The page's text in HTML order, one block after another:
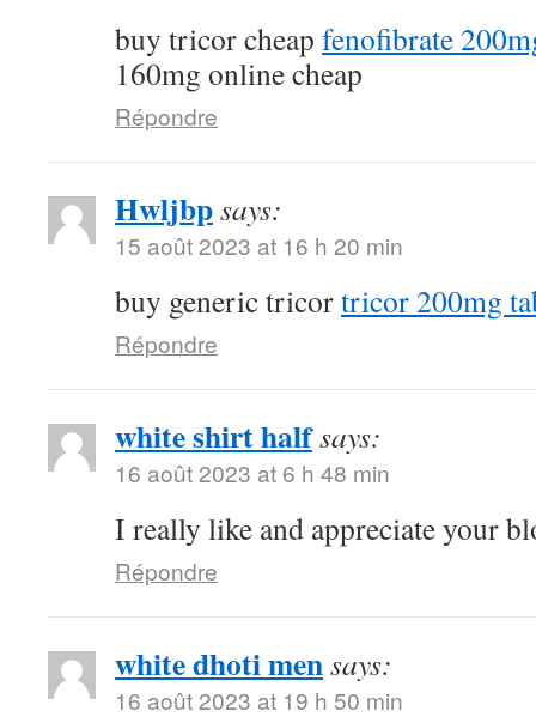
buy tricor cheap fenofibrate
160mg online cheap
Répondre
Hwljbpsays:
15 août 2023 at 16 h 20 min
buy generic tricortricor 200mg
Répondre
white shirt halfsays:
16 août 2023 at 6 h 48 min
I really like and appreciate your
Répondre
white dhoti mensays:
16 août 2023 at 19 h 50 min